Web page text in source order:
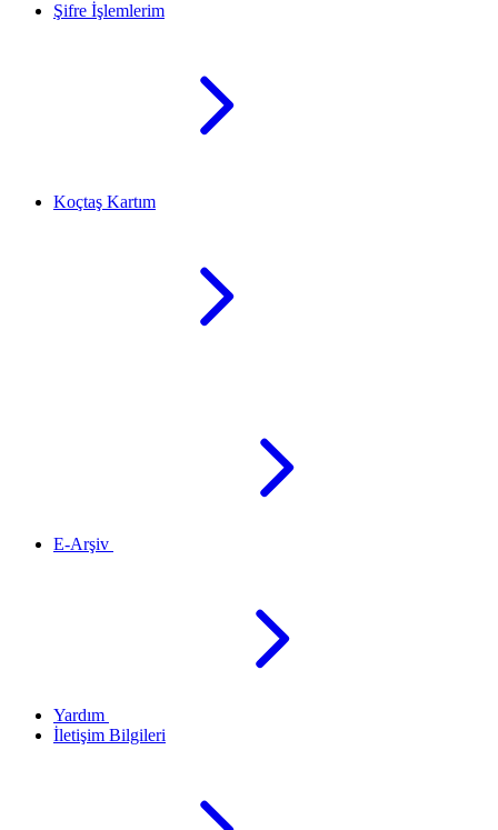
Şifre İşlemlerim
Koçtaş Kartım
E-Arşiv
Yardım
İletişim Bilgileri